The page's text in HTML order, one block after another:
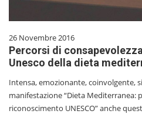
26 Novembre 2016
Percorsi di
Unesco della dieta
Intensa, emozionante, coinvolgente,
manifestazione “Dieta Mediterranea:
riconoscimento UNESCO” anche